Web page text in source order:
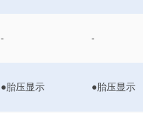
- -
●胎压显示 ●胎压显示